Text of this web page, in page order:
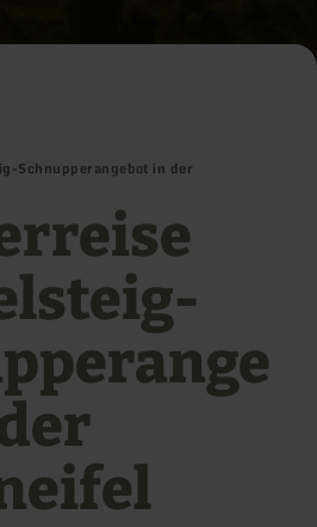
Schnupperangebot in der